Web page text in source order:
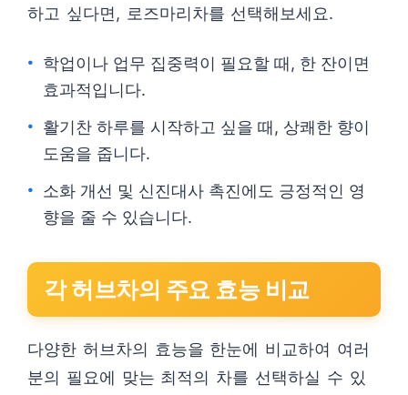
하고 싶다면, 로즈마리차를 선택해보세요.
학업이나 업무 집중력이 필요할 때, 한 잔이면
효과적입니다.
활기찬 하루를 시작하고 싶을 때, 상쾌한 향이
도움을 줍니다.
소화 개선 및 신진대사 촉진에도 긍정적인 영
향을 줄 수 있습니다.
각 허브차의 주요 효능 비교
다양한 허브차의 효능을 한눈에 비교하여 여러
분의 필요에 맞는 최적의 차를 선택하실 수 있